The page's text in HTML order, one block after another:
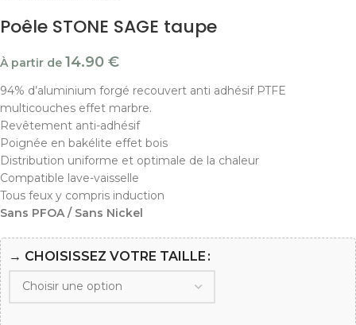
Poêle STONE SAGE taupe
À partir de 14.90 €
94% d’aluminium forgé recouvert anti adhésif PTFE
multicouches effet marbre.
Revêtement anti-adhésif
Poignée en bakélite effet bois
Distribution uniforme et optimale de la chaleur
Compatible lave-vaisselle
Tous feux y compris induction
Sans PFOA / Sans Nickel
→ CHOISISSEZ VOTRE TAILLE